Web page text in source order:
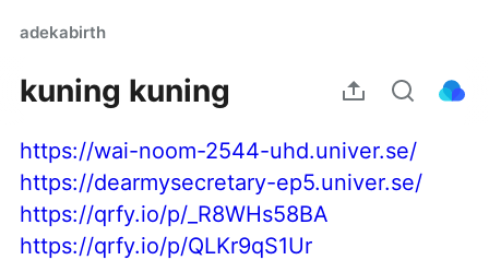
adekabirth
kuning kuning
https://wai-noom-2544-uhd.univer.se/
https://dearmysecretary-ep5.univer.se/
https://qrfy.io/p/_R8WHs58BA
https://qrfy.io/p/QLKr9qS1Ur